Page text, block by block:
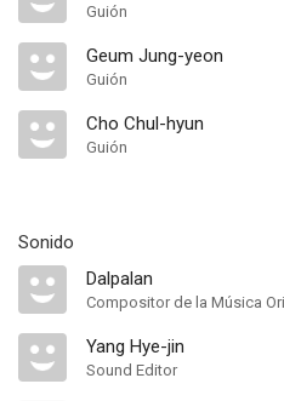
Guión
Geum Jung-yeon
Guión
Cho Chul-hyun
Guión
Sonido
Dalpalan
Compositor de la Música
Yang Hye-jin
Sound Editor